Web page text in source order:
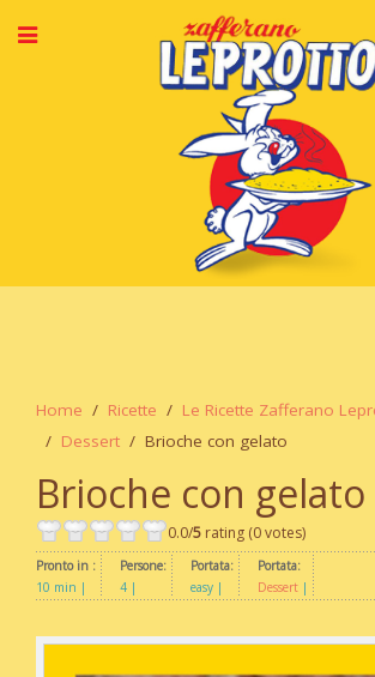
Home Ricette Le Ricette Zafferano
Dessert
Brioche con gelato
Brioche con gelato
0.0/5 rating (0 votes)
Pronto in :
10 min
Persone:
4
Portata:
easy
Portata:
Dessert